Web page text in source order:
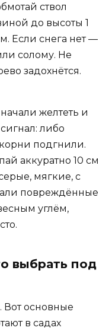
ствол
до высоты 1
Если снега нет —
солому. Не
задохнётся.
желтеть и
либо
подгнили.
аккуратно 10 см
мягкие, с
повреждённые
углём,
выбрать под
основные
в садах